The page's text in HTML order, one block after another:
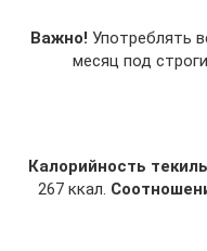
Важно! Употреблять
месяц под
Калорийность
267 ккал.